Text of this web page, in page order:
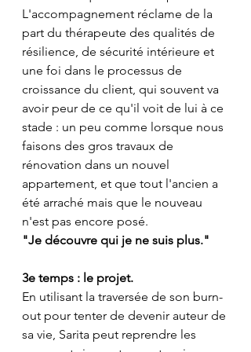
L'accompagnement réclame de la
part du thérapeute des qualités de
résilience, de sécurité intérieure et
une foi dans le processus de
croissance du client, qui souvent va
avoir peur de ce qu'il voit de lui à ce
stade : un peu comme lorsque nous
faisons des gros travaux de
rénovation dans un nouvel
appartement, et que tout l'ancien a
été arraché mais que le nouveau
n'est pas encore posé.
"Je découvre qui je ne suis plus."
3e temps : le projet.
En utilisant la traversée de son burn-
out pour tenter de devenir auteur de
sa vie, Sarita peut reprendre les